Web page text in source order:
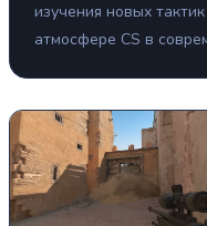
изучения новых
атмосфере CS в